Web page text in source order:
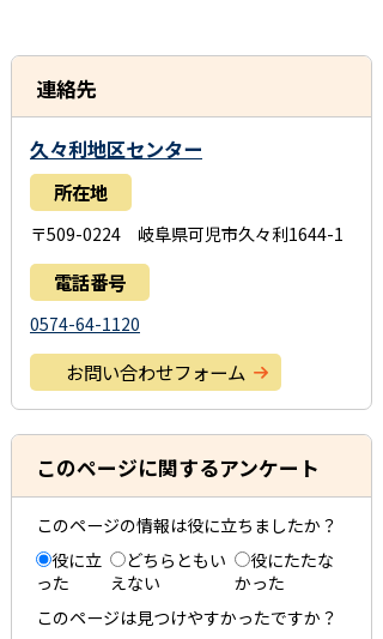
連絡先
久々利地区センター
所在地
〒509-0224 岐阜県可児市久々利1644-1
電話番号
0574-64-1120
お問い合わせフォーム
このページに関するアンケート
このページの情報は役に立ちましたか？
役に立
った
どちらともい
えない
役にたたな
かった
このページは見つけやすかったですか？